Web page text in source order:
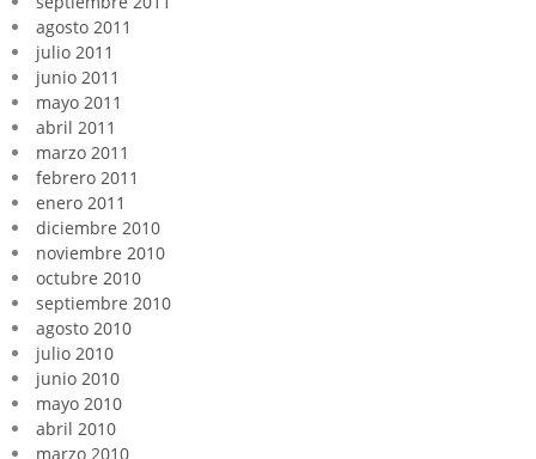
agosto 2011
julio 2011
junio 2011
mayo 2011
abril 2011
marzo 2011
febrero 2011
enero 2011
diciembre 2010
noviembre 2010
octubre 2010
septiembre 2010
agosto 2010
julio 2010
junio 2010
mayo 2010
abril 2010
marzo 2010